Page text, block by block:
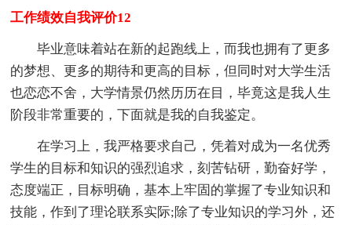
工作绩效自我评价12
毕业意味着站在新的起跑线上，而我也拥有了更多
的梦想、更多的期待和更高的目标，但同时对大学生活
也恋恋不舍，大学情景仍然历历在目，毕竟这是我人生
阶段非常重要的，下面就是我的自我鉴定。
在学习上，我严格要求自己，凭着对成为一名优秀
学生的目标和知识的强烈追求，刻苦钻研，勤奋好学，
态度端正，目标明确，基本上牢固的掌握了专业知识和
技能，作到了理论联系实际;除了专业知识的学习外，还